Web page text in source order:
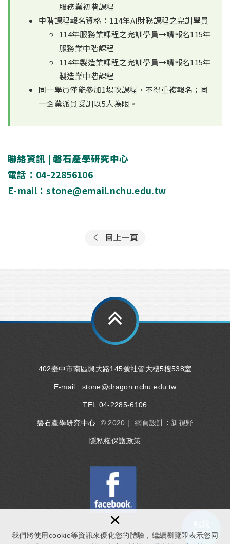
我們將使用cookie等資訊來優化您的體驗，繼續瀏覽即表示您同
×
服務業初階課程
中階課程報名資格：114年AI財務課程之完訓學員
114年服務業課程之完訓學員→請報名115年
服務業中階課程
114年製造業課程之完訓學員→請報名115年
製造業中階課程
同一學員僅能參加1場次課程，不得重複報名；同
一企業派員受訓以5人為限。
聯絡資訊 | 磐石產學研究中心
電話：04-22856106
E-mail：stone@email.nchu.edu.tw
報名
回上一頁
402臺中市南區興大路145號社管大樓5樓538室
E-mail : stone@dragon.nchu.edu.tw
TEL:04-2285-6106
磐石產學研究中心 © 2020 | 網頁設計 : 新視野
隱私權保護政策